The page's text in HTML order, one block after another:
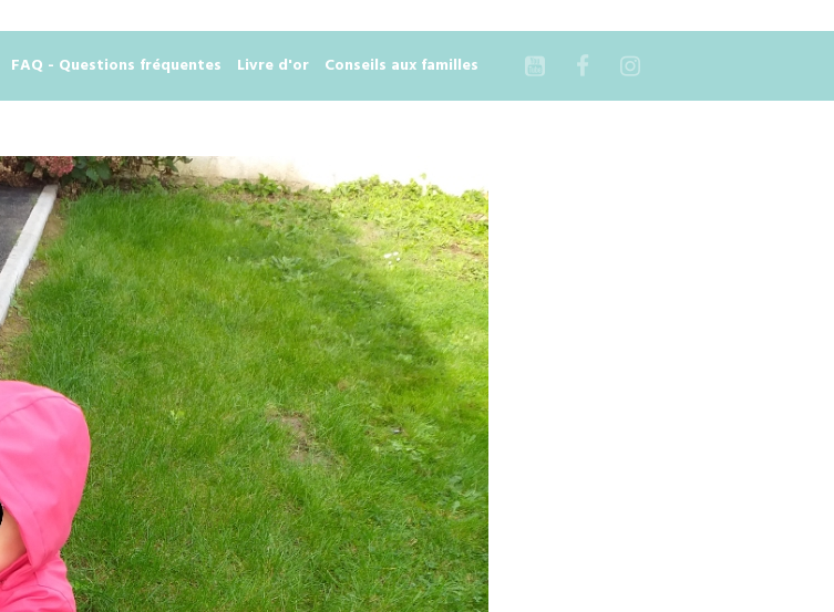
FAQ - Questions fréquentes Livre d'or Conseils aux familles